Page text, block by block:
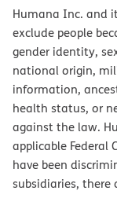
Humana Inc. and
exclude people
gender identity,
national origin,
information,
health status, or
against the law.
applicable Federal
have been
subsidiaries, there